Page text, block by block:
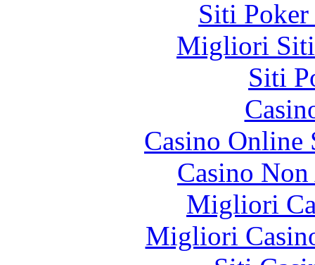
Siti
Migliori Siti
Siti
Casino
Casino
Migliori
Migliori